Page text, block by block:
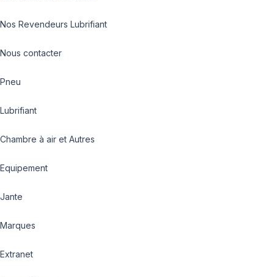
Nos Revendeurs Lubrifiant
Nous contacter
Pneu
Lubrifiant
Chambre à air et Autres
Equipement
Jante
Marques
Extranet